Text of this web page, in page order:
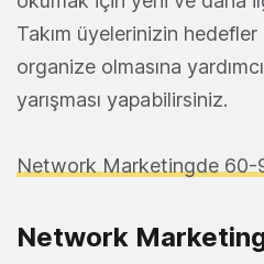
Takım üyelerinizin
organize olmasına
yarışması yapabilirsiniz.
Network Marketingde 60-
Network